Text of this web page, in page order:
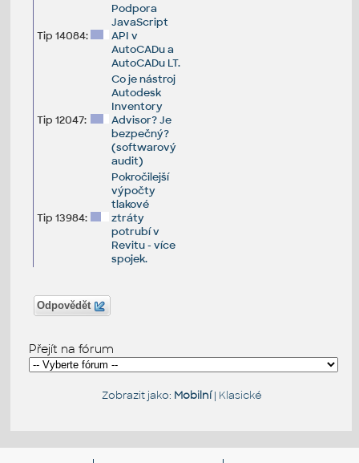
Tip 14084:
Podpora
JavaScript
API v
AutoCADu a
AutoCADu LT.
Tip 12047:
Co je nástroj
Autodesk
Inventory
Advisor? Je
bezpečný?
(softwarový
audit)
Tip 13984:
Pokročilejší
výpočty
tlakové
ztráty
potrubí v
Revitu - více
spojek.
Odpovědět
Přejít na fórum
Zobrazit jako: Mobilní| Klasické